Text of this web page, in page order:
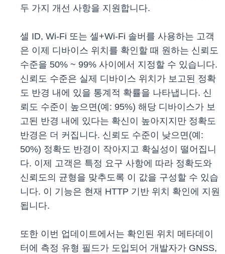
두 가지 개선 사항을 지원합니다.
셀 ID, Wi-Fi 또는 셀+Wi-Fi 솔버를 사용하는 고객
은 이제 디바이스 위치를 확인할 때 원하는 신뢰도
수준을 50% ~ 99% 사이에서 지정할 수 있습니다.
신뢰도 수준은 실제 디바이스 위치가 보고된 정확
도 반경 내에 있을 통계적 확률을 나타냅니다. 신
뢰도 수준이 높으면(예: 95%) 해당 디바이스가 보
고된 반경 내에 있다는 확신이 높아지지만 정확도
반경은 더 커집니다. 신뢰도 수준이 낮으면(예:
50%) 정확도 반경이 작아지고 확실성이 떨어집니
다. 이제 고객은 특정 요구 사항에 따라 정확도와
신뢰도의 균형을 맞추도록 이 값을 구성할 수 있습
니다. 이 기능은 현재 HTTP 기반 위치 확인에 지원
됩니다.
또한 이번 업데이트에서는 확인된 위치 메타데이
터에 측정 유형 필드가 도입되어 개발자가 GNSS,